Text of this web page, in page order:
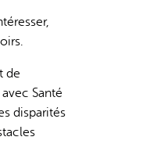
de
Santé
disparités